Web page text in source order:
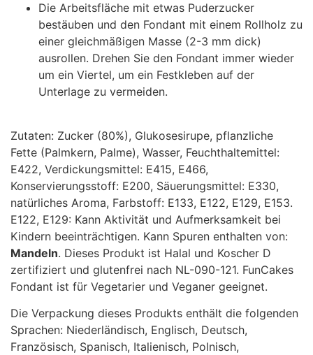
Die Arbeitsfläche mit etwas Puderzucker
bestäuben und den Fondant mit einem Rollholz zu
einer gleichmäßigen Masse (2-3 mm dick)
ausrollen. Drehen Sie den Fondant immer wieder
um ein Viertel, um ein Festkleben auf der
Unterlage zu vermeiden.
Zutaten: Zucker (80%), Glukosesirupe, pflanzliche
Fette (Palmkern, Palme), Wasser, Feuchthaltemittel:
E422, Verdickungsmittel: E415, E466,
Konservierungsstoff: E200, Säuerungsmittel: E330,
natürliches Aroma, Farbstoff: E133, E122, E129, E153.
E122, E129: Kann Aktivität und Aufmerksamkeit bei
Kindern beeinträchtigen. Kann Spuren enthalten von:
Mandeln. Dieses Produkt ist Halal und Koscher D
zertifiziert und glutenfrei nach NL-090-121. FunCakes
Fondant ist für Vegetarier und Veganer geeignet.
Die Verpackung dieses Produkts enthält die folgenden
Sprachen: Niederländisch, Englisch, Deutsch,
Französisch, Spanisch, Italienisch, Polnisch,